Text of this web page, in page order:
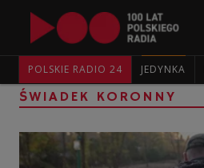
POLSKIE RADIO 24 JEDYNKA
ŚWIADEK KORONNY